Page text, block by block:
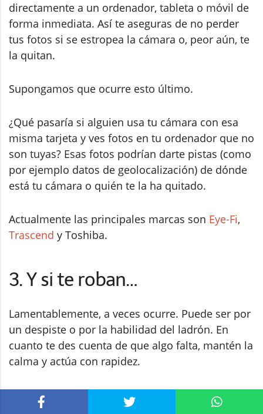
directamente a un ordenador, tableta o móvil de
forma inmediata. Así te aseguras de no perder
tus fotos si se estropea la cámara o, peor aún, te
la quitan.
Supongamos que ocurre esto último.
¿Qué pasaría si alguien usa tu cámara con esa
misma tarjeta y ves fotos en tu ordenador que no
son tuyas? Esas fotos podrían darte pistas (como
por ejemplo datos de geolocalización) de dónde
está tu cámara o quién te la ha quitado.
Actualmente las principales marcas son Eye-Fi,
Trascend y Toshiba.
3. Y si te roban…
Lamentablemente, a veces ocurre. Puede ser por
un despiste o por la habilidad del ladrón. En
cuanto te des cuenta de que algo falta, mantén la
calma y actúa con rapidez.
No sirve de nada dar vueltas sobre ti mismo
lamentándote de tu mala suerte.